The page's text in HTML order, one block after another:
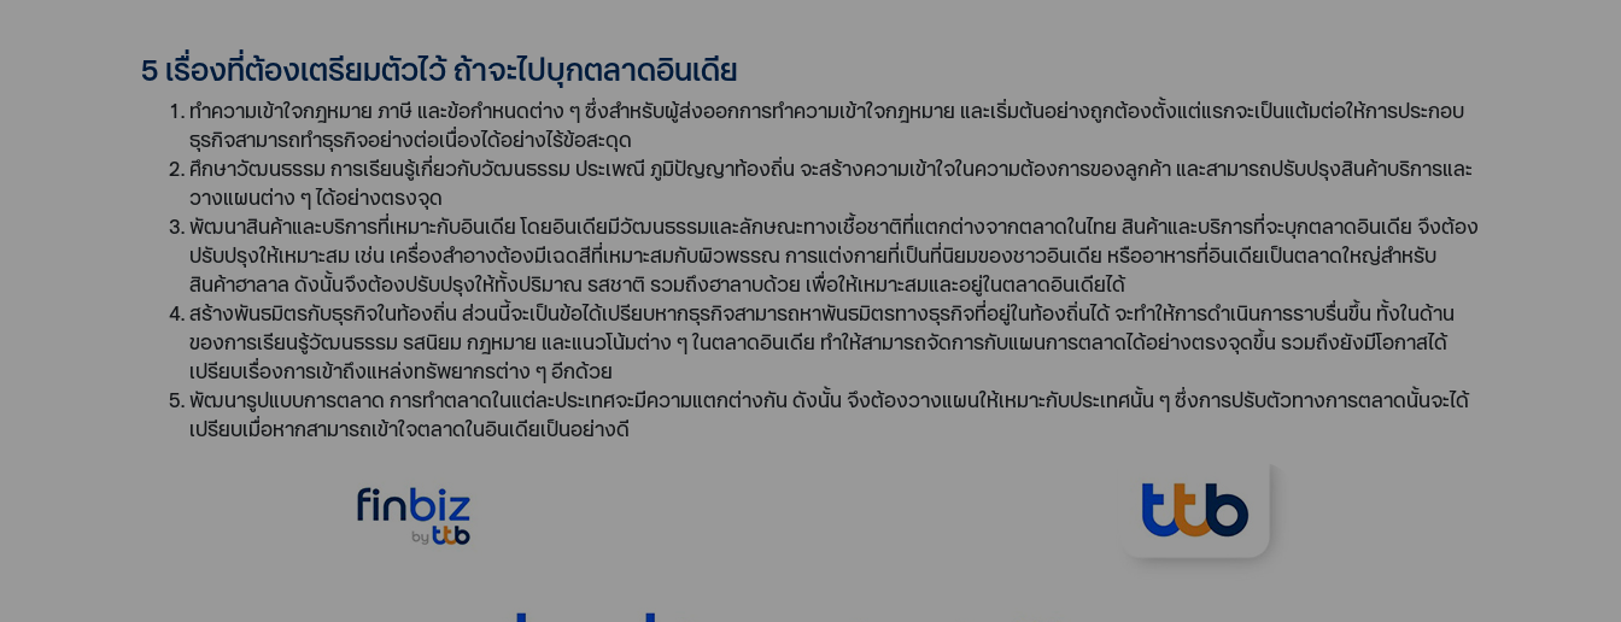
5 เรื่องที่ต้องเตรียมตัวไว้ ถ้าจะไปบุกตลาดอินเดีย
ทำความเข้าใจกฎหมาย ภาษี และข้อกำหนดต่าง ๆ ซึ่งสำหรับผู้ส่งออกการทำความเข้าใจกฎหมาย และเริ่มต้นอย่างถูกต้องตั้งแต่แรกจะเป็นแต้มต่อให้การประกอบ
ธุรกิจสามารถทำธุรกิจอย่างต่อเนื่องได้อย่างไร้ข้อสะดุด
ศึกษาวัฒนธรรม การเรียนรู้เกี่ยวกับวัฒนธรรม ประเพณี ภูมิปัญญาท้องถิ่น จะสร้างความเข้าใจในความต้องการของลูกค้า และสามารถปรับปรุงสินค้าบริการและ
วางแผนต่าง ๆ ได้อย่างตรงจุด
พัฒนาสินค้าและบริการที่เหมาะกับอินเดีย โดยอินเดียมีวัฒนธรรมและลักษณะทางเชื้อชาติที่แตกต่างจากตลาดในไทย สินค้าและบริการที่จะบุกตลาดอินเดีย จึงต้อง
ปรับปรุงให้เหมาะสม เช่น เครื่องสำอางต้องมีเฉดสีที่เหมาะสมกับผิวพรรณ การแต่งกายที่เป็นที่นิยมของชาวอินเดีย หรืออาหารที่อินเดียเป็นตลาดใหญ่สำหรับ
สินค้าฮาลาล ดังนั้นจึงต้องปรับปรุงให้ทั้งปริมาณ รสชาติ รวมถึงฮาลาบด้วย เพื่อให้เหมาะสมและอยู่ในตลาดอินเดียได้
สร้างพันธมิตรกับธุรกิจในท้องถิ่น ส่วนนี้จะเป็นข้อได้เปรียบหากธุรกิจสามารถหาพันธมิตรทางธุรกิจที่อยู่ในท้องถิ่นได้ จะทำให้การดำเนินการราบรื่นขึ้น ทั้งในด้าน
ของการเรียนรู้วัฒนธรรม รสนิยม กฎหมาย และแนวโน้มต่าง ๆ ในตลาดอินเดีย ทำให้สามารถจัดการกับแผนการตลาดได้อย่างตรงจุดขึ้น รวมถึงยังมีโอกาสได้
เปรียบเรื่องการเข้าถึงแหล่งทรัพยากรต่าง ๆ อีกด้วย
พัฒนารูปแบบการตลาด การทำตลาดในแต่ละประเทศจะมีความแตกต่างกัน ดังนั้น จึงต้องวางแผนให้เหมาะกับประเทศนั้น ๆ ซึ่งการปรับตัวทางการตลาดนั้นจะได้
เปรียบเมื่อหากสามารถเข้าใจตลาดในอินเดียเป็นอย่างดี